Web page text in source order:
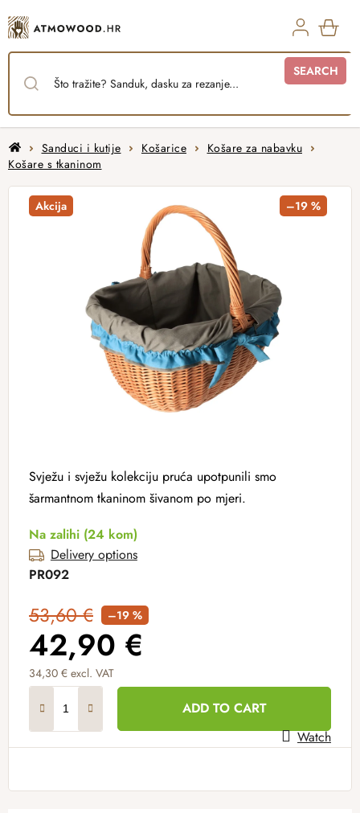
to
content
SEARCH
HomeSanduci i kutije Košarice
Košare za nabavku
Košare s tkaninom
Svježu i svježu kolekciju pruća upotpunili smo
šarmantnom tkaninom šivanom po mjeri.
Na zalihi (24 kom)
Delivery options
PR092
53,60 € –19 %
42,90 €
34,30 € excl. VAT
ADD TO CART
Watch
Akcija –19 %